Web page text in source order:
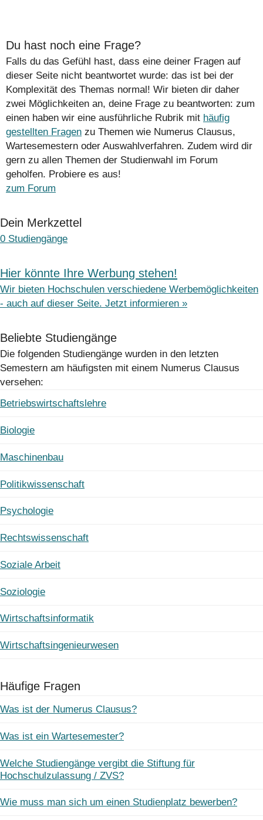
Du hast noch eine Frage?
Falls du das Gefühl hast, dass eine deiner Fragen auf
dieser Seite nicht beantwortet wurde: das ist bei der
Komplexität des Themas normal! Wir bieten dir daher
zwei Möglichkeiten an, deine Frage zu beantworten: zum
einen haben wir eine ausführliche Rubrik mit häufig
gestellten Fragen zu Themen wie Numerus Clausus,
Wartesemestern oder Auswahlverfahren. Zudem wird dir
gern zu allen Themen der Studienwahl im Forum
geholfen. Probiere es aus!
zum Forum
Dein Merkzettel
0 Studiengänge
Hier könnte Ihre Werbung stehen!
Wir bieten Hochschulen verschiedene Werbemöglichkeiten
- auch auf dieser Seite. Jetzt informieren »
Beliebte Studiengänge
Die folgenden Studiengänge wurden in den letzten
Semestern am häufigsten mit einem Numerus Clausus
versehen:
Betriebswirtschaftslehre
Biologie
Maschinenbau
Politikwissenschaft
Psychologie
Rechtswissenschaft
Soziale Arbeit
Soziologie
Wirtschaftsinformatik
Wirtschaftsingenieurwesen
Häufige Fragen
Was ist der Numerus Clausus?
Was ist ein Wartesemester?
Welche Studiengänge vergibt die Stiftung für
Hochschulzulassung / ZVS?
Wie muss man sich um einen Studienplatz bewerben?